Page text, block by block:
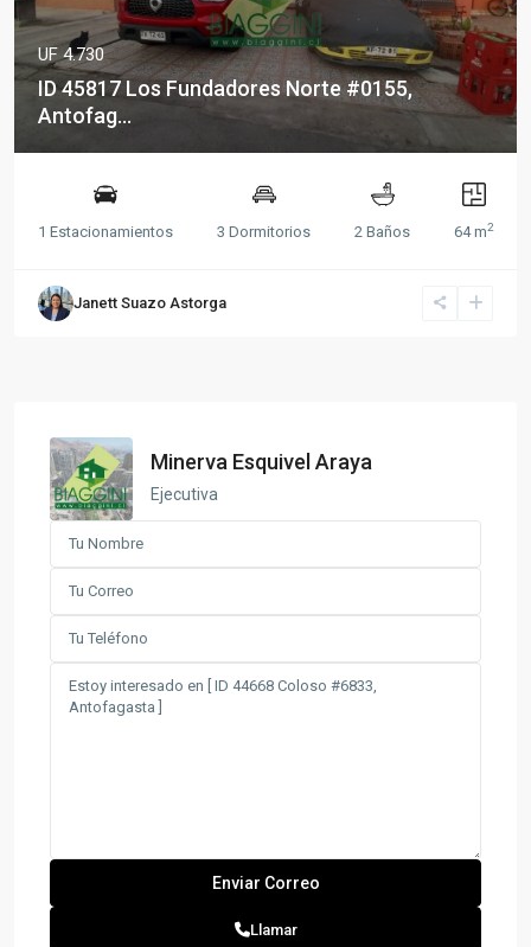
UF 4.730
ID 45817 Los Fundadores Norte #0155,
Antofag...
1 Estacionamientos 3 Dormitorios 2 Baños 64 m2
Janett Suazo Astorga
Minerva Esquivel Araya
Ejecutiva
Llamar